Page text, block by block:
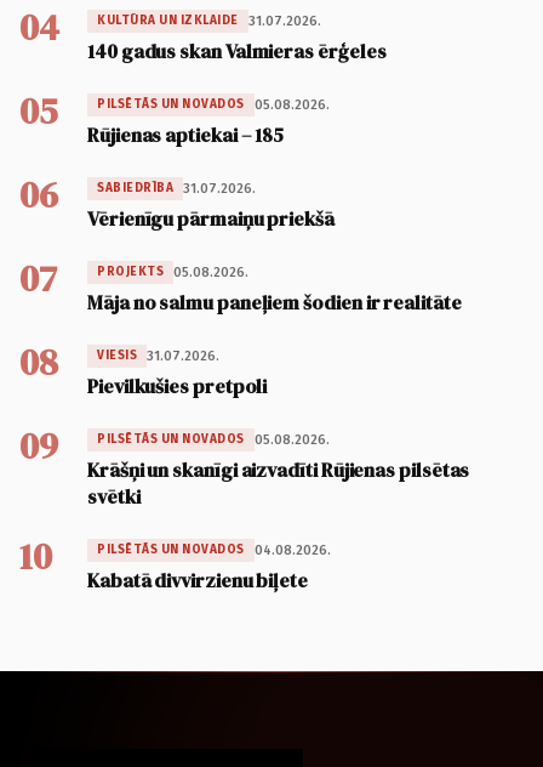
04 KULTŪRA UN IZKLAIDE 31.07.2026.
140 gadus skan Valmieras ērģeles
05 PILSĒTĀS UN NOVADOS 05.08.2026.
Rūjienas aptiekai – 185
06 SABIEDRĪBA 31.07.2026.
Vērienīgu pārmaiņu priekšā
07 PROJEKTS 05.08.2026.
Māja no salmu paneļiem šodien ir realitāte
08 VIESIS 31.07.2026.
Pievilkušies pretpoli
09 PILSĒTĀS UN NOVADOS 05.08.2026.
Krāšņi un skanīgi aizvadīti Rūjienas pilsētas
svētki
10 PILSĒTĀS UN NOVADOS 04.08.2026.
Kabatā divvirzienu biļete